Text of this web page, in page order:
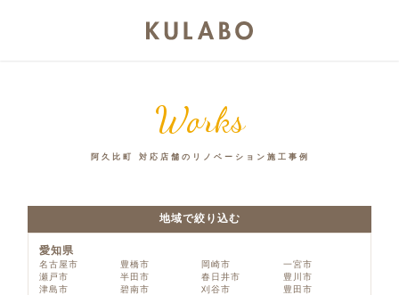
Works
阿久比町 対応店舗のリノベーション施工事例
地域で絞り込む
愛知県
名古屋市 豊橋市 岡崎市
一宮市
瀬戸市
半田市 春日井市
豊川市
津島市
碧南市 刈谷市
豊田市